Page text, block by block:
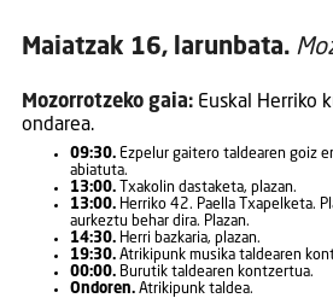
Maiatzak 16, larunbata.
Mozorrotzeko gaia:Euskal Herriko
ondarea.
09:30.Ezpelur gaitero taldearen goiz
abiatuta.
13:00.Txakolin dastaketa, plazan.
13:00.Herriko 42. Paella Txapelketa.
aurkeztu behar dira. Plazan.
14:30.Herri bazkaria, plazan.
19:30.Atrikipunk musika taldearen
00:00.Burutik taldearen kontzertua.
Ondoren.Atrikipunk taldea.